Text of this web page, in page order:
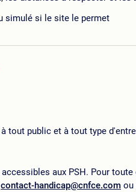
simulé si le site le permet
tout public et à tout type
aux PSH. Pour
contact-handicap@cnfce.com ou